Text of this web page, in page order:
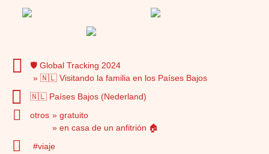
🛡️ Global Tracking 2024
🇳🇱 Visitando la familia en los Países Bajos
🇳🇱 Países Bajos (Nederland)
otros
gratuito
en casa de un anfitrión 🏠
viaje